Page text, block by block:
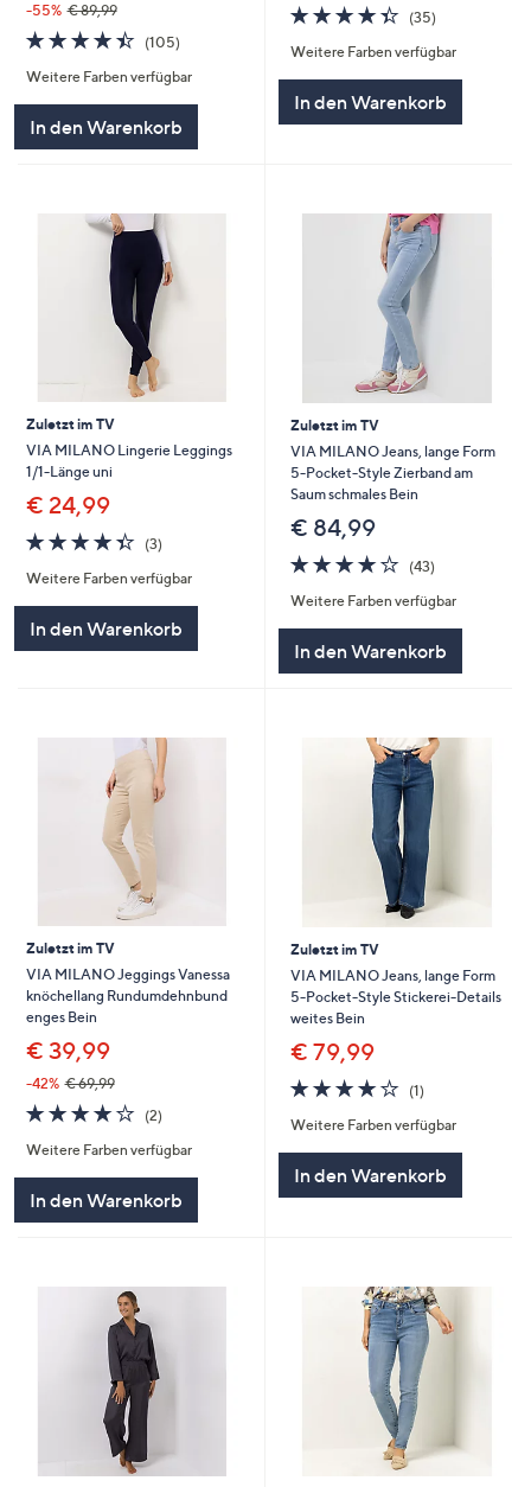
-55% € 89,99
4.4
von
5
(105)105
Weitere Farben verfügbar
In den Warenkorb
4.3
von
5
(35)35
Weitere Farben verfügbar
In den Warenkorb
Zuletzt im TV
VIA MILANO Lingerie Leggings
1/1-Länge uni
€ 24,99
4.3
von
5
(3)3
Weitere Farben verfügbar
In den Warenkorb
Zuletzt im TV
VIA MILANO Jeans, lange Form
5-Pocket-Style Zierband am
Saum schmales Bein
€ 84,99
4.2
von
5
(43)43
Weitere Farben verfügbar
In den Warenkorb
Zuletzt im TV
VIA MILANO Jeggings Vanessa
knöchellang Rundumdehnbund
enges Bein
€ 39,99
-42% € 69,99
4.0
von
5
(2)2
Weitere Farben verfügbar
In den Warenkorb
Zuletzt im TV
VIA MILANO Jeans, lange Form
5-Pocket-Style Stickerei-Details
weites Bein
€ 79,99
4.0
von
5
(1)1
Weitere Farben verfügbar
In den Warenkorb